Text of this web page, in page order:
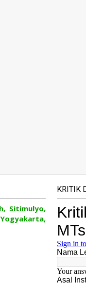
Sitimulyo,
KRITIK